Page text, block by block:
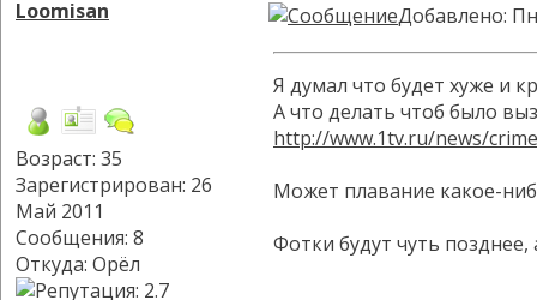
Loomisan
Возраст: 35
Зарегистрирован: 26
Май 2011
Сообщения: 8
Откуда: Орёл
Добавлено:
Я думал что будет хуже и
А что делать чтоб было
http://www.1tv.ru/news/
Может плавание какое-
Фотки будут чуть позднее,